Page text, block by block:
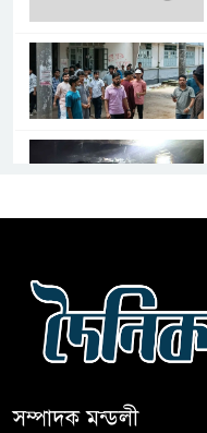
সম্পাদক মন্ডলী